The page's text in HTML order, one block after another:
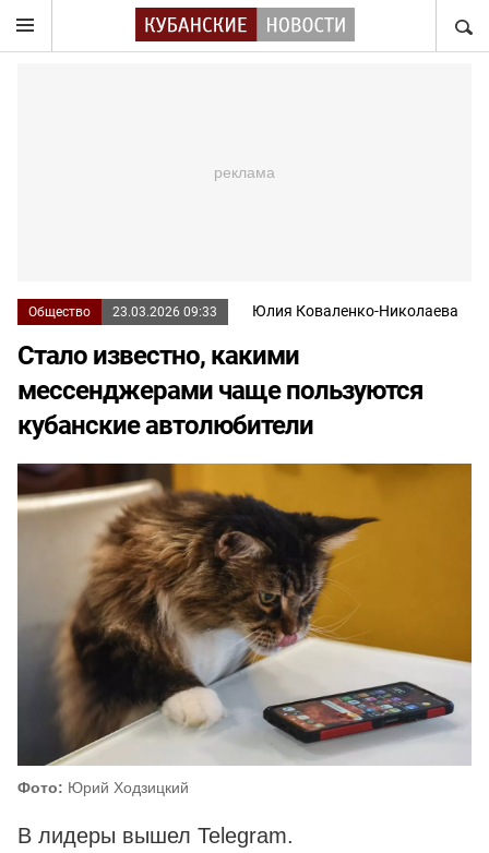
Общество 23.03.2026 09:33 Юлия Коваленко-Николаева
Стало известно, какими
мессенджерами чаще пользуются
кубанские автолюбители
Фото: Юрий Ходзицкий
В лидеры вышел Telegram.